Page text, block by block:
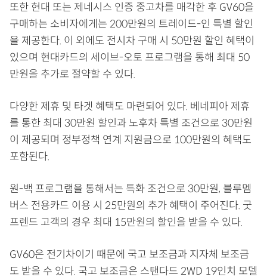
또한 현대 또는 제네시스 인증 중고차를 매각한 후 GV60을
구매하는 소비자에게는 200만원의 트레이드-인 특별 할인
을 제공한다. 이 외에도 전시차 구매 시 50만원 할인 혜택이
있으며 현대카드의 세이브-오토 프로그램을 통해 최대 50
만원을 추가로 절약할 수 있다.
다양한 제휴 및 타겟 혜택도 마련되어 있다. 베네피아 제휴
를 통한 최대 30만원 할인과 노후차 특별 조건으로 30만원
이 제공되며 정부정책 연계 지원금으로 100만원의 혜택도
포함된다.
원-백 프로그램을 통해서는 특화 조건으로 30만원, 블루멤
버스 전용카드 이용 시 25만원의 추가 혜택이 주어진다. 굿
프렌드 고객의 경우 최대 15만원의 할인을 받을 수 있다.
GV60은 전기차이기 때문에 국고 보조금과 지자체 보조금
도 받을 수 있다. 국고 보조금은 스탠다드 2WD 19인치 모델